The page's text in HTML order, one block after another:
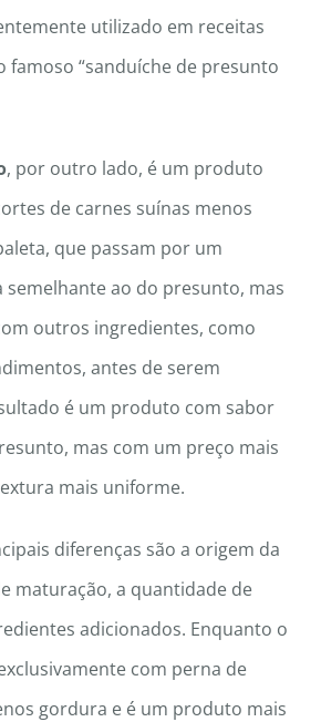
utilizado em receitas
famoso “sanduíche de presunto
, por outro lado, é um produto
de carnes suínas menos
que passam por um
semelhante ao do presunto, mas
outros ingredientes, como
antes de serem
é um produto com sabor
mas com um preço mais
mais uniforme.
diferenças são a origem da
maturação, a quantidade de
adicionados. Enquanto o
com perna de
gordura e é um produto mais